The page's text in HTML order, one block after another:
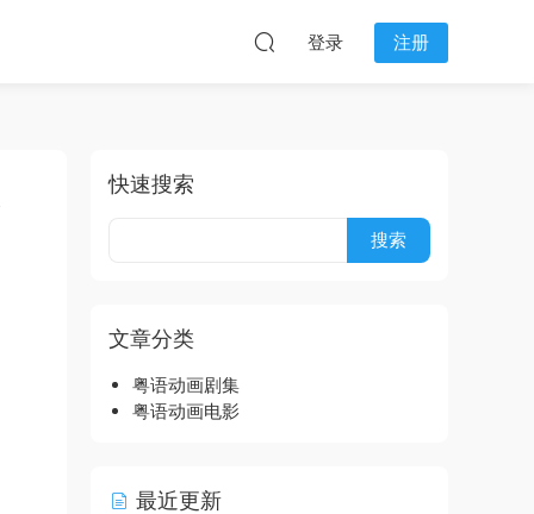
登录 注册
快速搜索
文章分类
粤语动画剧集
粤语动画电影
最近更新